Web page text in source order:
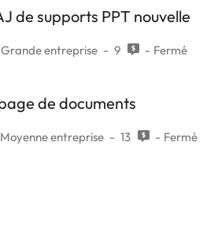
de supports PPT nouvelle
Grande entreprise 9 Fermé
de documents
Moyenne entreprise 13 Fermé